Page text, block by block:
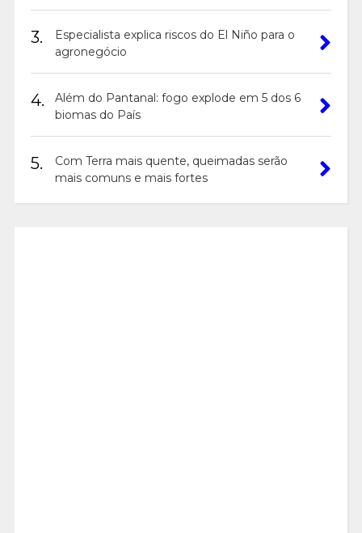
3.
Especialista explica riscos do El Niño para o
agronegócio
4.
Além do Pantanal: fogo explode em 5 dos 6
biomas do País
5.
Com Terra mais quente, queimadas serão
mais comuns e mais fortes